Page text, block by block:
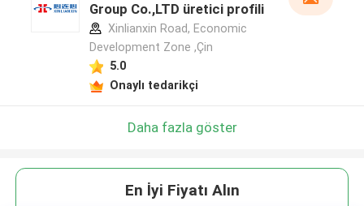
Group Co.,LTD üretici profili
Xinlianxin Road, Economic
Development Zone ,Çin
5.0
Onaylı tedarikçi
Daha fazla göster
En İyi Fiyatı Alın